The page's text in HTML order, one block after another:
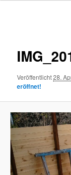
Veröffentlicht28.
eröffnet!